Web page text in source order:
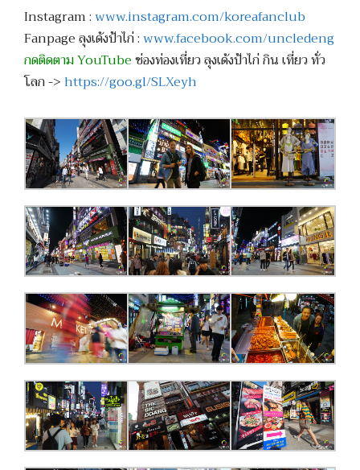
Instagram :www.instagram.com/koreafanclub
Fanpage ลุงเด้งป้าไก่ :www.facebook.com/uncledeng
กดติดตาม YouTubeช่องท่องเที่ยว ลุงเด้งป้าไก่ กิน เที่ยว ทั่ว
โลก ->https://goo.gl/SLXeyh